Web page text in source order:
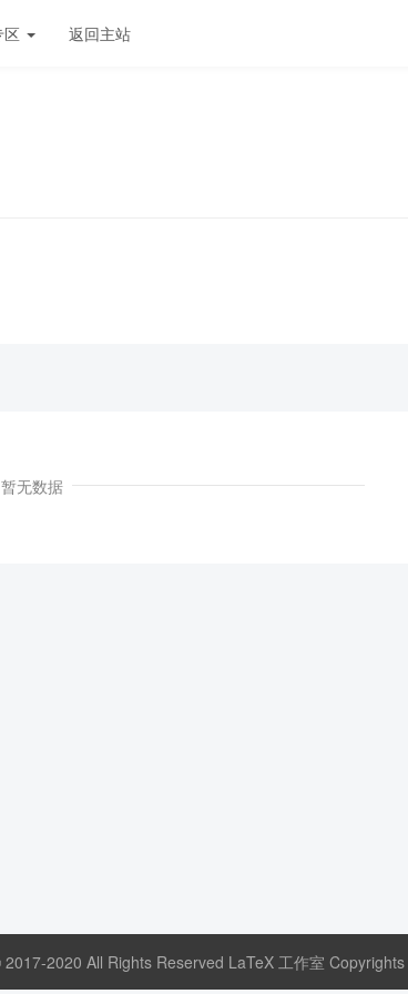
区 返回主站
暂无数据
2020 All Rights Reserved LaTeX 工作室 Copyrights